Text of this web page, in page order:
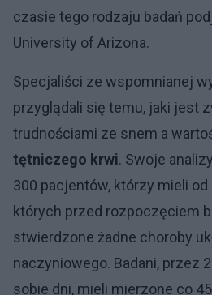
czasie tego rodzaju badań
University of Arizona.
Specjaliści ze wspomnianej
przyglądali się temu, jaki jest
trudnościami ze snem a
tętniczego krwi. Swoje
300 pacjentów, którzy mieli od
których przed rozpoczęciem
stwierdzone żadne choroby
naczyniowego. Badani, przez
sobie dni, mieli mierzone co